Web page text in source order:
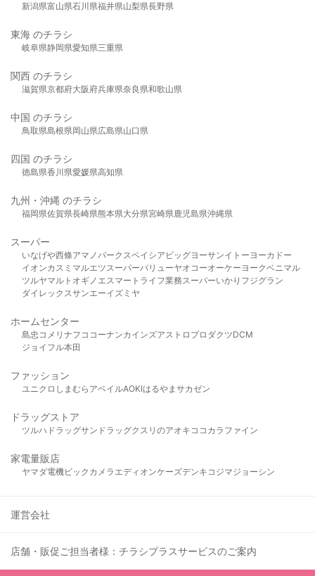
新潟県富山県石川県福井県山梨県長野県
東海 のチラシ
岐阜県静岡県愛知県三重県
関西 のチラシ
滋賀県京都府大阪府兵庫県奈良県和歌山県
中国 のチラシ
鳥取県島根県岡山県広島県山口県
四国 のチラシ
徳島県香川県愛媛県高知県
九州・沖縄 のチラシ
福岡県佐賀県長崎県熊本県大分県宮崎県鹿児島県沖縄県
スーパー
いなげや西條アマノパークスベイシア ビッグヨーサンイトーヨーカドー
イオンカスミ マルエツスーパーバリューヤオコーオーケー ヨークベニマル
ツルヤマルト オギノ エスマート ライフ業務スーパーいかり フジグラン
ダイレックスサンエーイズミヤ
ホームセンター
島忠 コメリ ナフコ コーナンカインズアストロプロダクツDCM
ジョイフル本田
ファッション
ユニクロ しまむら アベイルAOKIはるやま サカゼン
ドラッグストア
ツルハドラッグサンドラッグクスリのアオキ ココカラファイン
家電量販店
ヤマダ電機ビックカメラ エディオンケーズデンキ コジマジョーシン
運営会社
店舗・販促ご担当者様：チラシプラスサービスのご案内